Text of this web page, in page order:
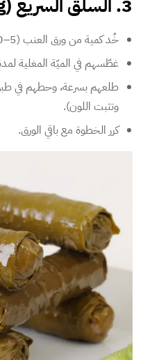
3. السلق السريع (Blanching)
خُد كمية من ورق العنب (5–10 ورقات مرة واحدة).
غطّسهم في الميّة المغلية
طلعهم بسرعة، وحطهم في
وتثبت اللون).
كرر الخطوة مع باقي الورق.